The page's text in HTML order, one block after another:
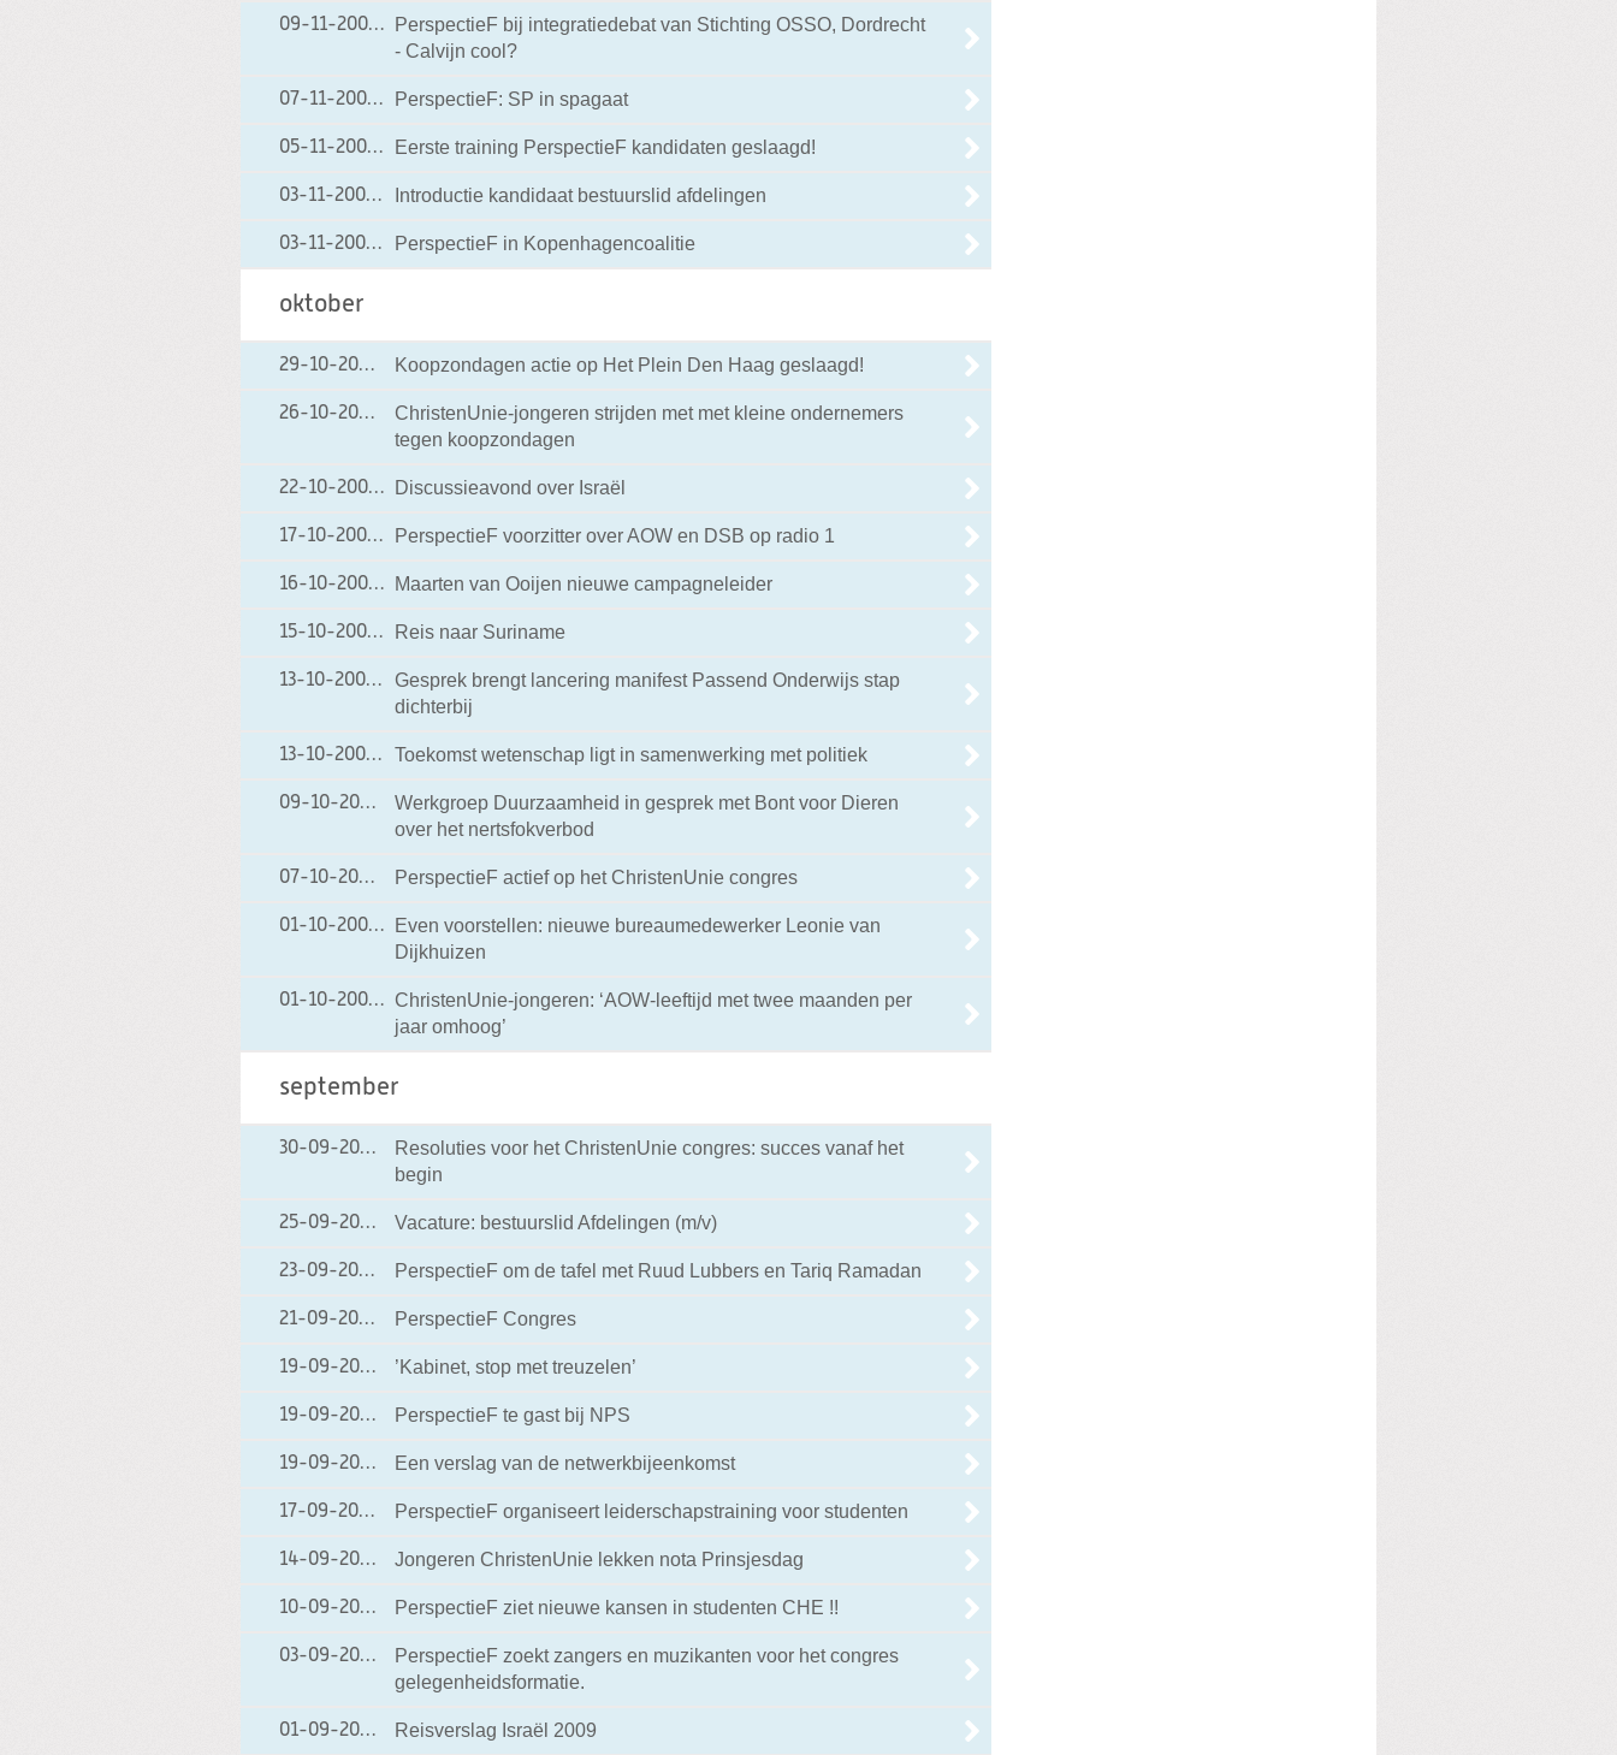
09-11-200909-11-2009 07:48
PerspectieF bij integratiedebat van Stichting OSSO, Dordrecht
- Calvijn cool?
07-11-200907-11-2009 12:15
PerspectieF: SP in spagaat
05-11-200905-11-2009 18:56
Eerste training PerspectieF kandidaten geslaagd!
03-11-200903-11-2009 19:18
Introductie kandidaat bestuurslid afdelingen
03-11-200903-11-2009 08:47
PerspectieF in Kopenhagencoalitie
oktober
29-10-2009 29-10-2009 19:34
Koopzondagen actie op Het Plein Den Haag geslaagd!
26-10-2009 26-10-2009 19:09
ChristenUnie-jongeren strijden met met kleine ondernemers
tegen koopzondagen
22-10-200922-10-2009 12:08
Discussieavond over Israël
17-10-200917-10-2009 14:22
PerspectieF voorzitter over AOW en DSB op radio 1
16-10-200916-10-2009 21:41
Maarten van Ooijen nieuwe campagneleider
15-10-200915-10-2009 18:30
Reis naar Suriname
13-10-200913-10-2009 14:56
Gesprek brengt lancering manifest Passend Onderwijs stap
dichterbij
13-10-200913-10-2009 07:56
Toekomst wetenschap ligt in samenwerking met politiek
09-10-2009 09-10-2009 17:17
Werkgroep Duurzaamheid in gesprek met Bont voor Dieren
over het nertsfokverbod
07-10-2009 07-10-2009 18:14
PerspectieF actief op het ChristenUnie congres
01-10-200901-10-2009 17:40
Even voorstellen: nieuwe bureaumedewerker Leonie van
Dijkhuizen
01-10-200901-10-2009 17:02
ChristenUnie-jongeren: ‘AOW-leeftijd met twee maanden per
jaar omhoog’
september
30-09-2009 30-09-2009 15:38
Resoluties voor het ChristenUnie congres: succes vanaf het
begin
25-09-2009 25-09-2009 17:06
Vacature: bestuurslid Afdelingen (m/v)
23-09-2009 23-09-2009 15:40
PerspectieF om de tafel met Ruud Lubbers en Tariq Ramadan
21-09-2009 21-09-2009 15:27
PerspectieF Congres
19-09-2009 19-09-2009 22:20
’Kabinet, stop met treuzelen’
19-09-2009 19-09-2009 20:12
PerspectieF te gast bij NPS
19-09-2009 19-09-2009 16:23
Een verslag van de netwerkbijeenkomst
17-09-2009 17-09-2009 15:27
PerspectieF organiseert leiderschapstraining voor studenten
14-09-2009 14-09-2009 08:15
Jongeren ChristenUnie lekken nota Prinsjesdag
10-09-2009 10-09-2009 21:06
PerspectieF ziet nieuwe kansen in studenten CHE !!
03-09-2009 03-09-2009 18:16
PerspectieF zoekt zangers en muzikanten voor het congres
gelegenheidsformatie.
01-09-2009 01-09-2009 17:27
Reisverslag Israël 2009